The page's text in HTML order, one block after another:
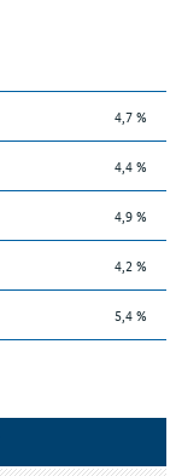
4,7 %
4,4 %
4,9 %
4,2 %
5,4 %